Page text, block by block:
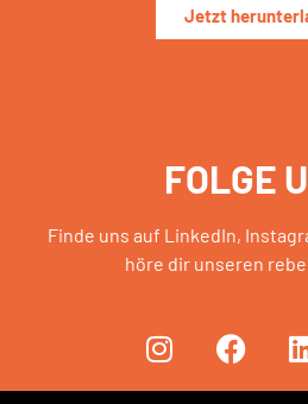
Jetzt
FOLGE
Finde uns auf LinkedIn,
höre dir unseren